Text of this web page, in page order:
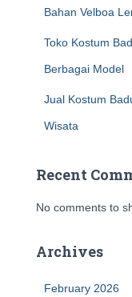
Bahan Velboa
Toko Kostum
Berbagai Model
Jual Kostum
Wisata
Recent
No comments to
Archives
February 2026